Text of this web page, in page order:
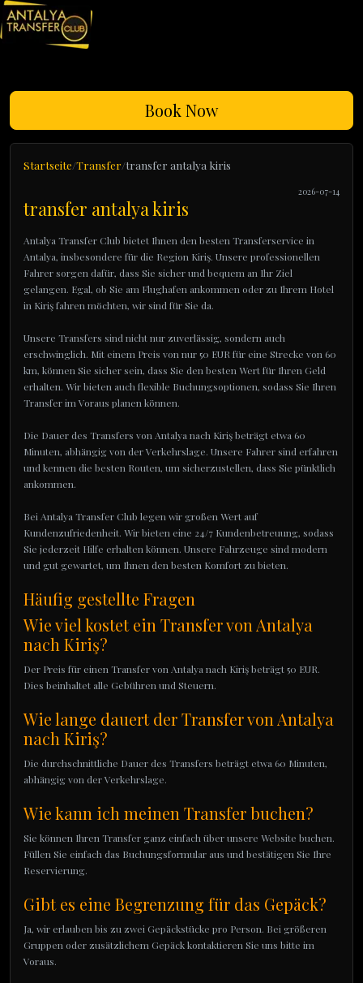
Book Now
Startseite Transfer transfer antalya kiris
2026-07-14
transfer antalya kiris
Antalya Transfer Club bietet Ihnen den besten Transferservice in
Antalya, insbesondere für die Region Kiriş. Unsere professionellen
Fahrer sorgen dafür, dass Sie sicher und bequem an Ihr Ziel
gelangen. Egal, ob Sie am Flughafen ankommen oder zu Ihrem Hotel
in Kiriş fahren möchten, wir sind für Sie da.
Unsere Transfers sind nicht nur zuverlässig, sondern auch
erschwinglich. Mit einem Preis von nur 50 EUR für eine Strecke von 60
km, können Sie sicher sein, dass Sie den besten Wert für Ihren Geld
erhalten. Wir bieten auch flexible Buchungsoptionen, sodass Sie Ihren
Transfer im Voraus planen können.
Die Dauer des Transfers von Antalya nach Kiriş beträgt etwa 60
Minuten, abhängig von der Verkehrslage. Unsere Fahrer sind erfahren
und kennen die besten Routen, um sicherzustellen, dass Sie pünktlich
ankommen.
Bei Antalya Transfer Club legen wir großen Wert auf
Kundenzufriedenheit. Wir bieten eine 24/7 Kundenbetreuung, sodass
Sie jederzeit Hilfe erhalten können. Unsere Fahrzeuge sind modern
und gut gewartet, um Ihnen den besten Komfort zu bieten.
Häufig gestellte Fragen
Wie viel kostet ein Transfer von Antalya
nach Kiriş?
Der Preis für einen Transfer von Antalya nach Kiriş beträgt 50 EUR.
Dies beinhaltet alle Gebühren und Steuern.
Wie lange dauert der Transfer von Antalya
nach Kiriş?
Die durchschnittliche Dauer des Transfers beträgt etwa 60 Minuten,
abhängig von der Verkehrslage.
Wie kann ich meinen Transfer buchen?
Sie können Ihren Transfer ganz einfach über unsere Website buchen.
Füllen Sie einfach das Buchungsformular aus und bestätigen Sie Ihre
Reservierung.
Gibt es eine Begrenzung für das Gepäck?
Ja, wir erlauben bis zu zwei Gepäckstücke pro Person. Bei größeren
Gruppen oder zusätzlichem Gepäck kontaktieren Sie uns bitte im
Voraus.